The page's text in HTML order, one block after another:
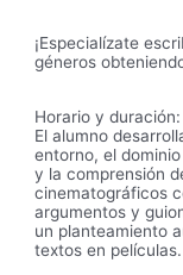
¡Especialízate
géneros
Horario y
El alumno
entorno, el
y la comprensión
cinematográficos
argumentos y
un planteamiento
textos en películas.